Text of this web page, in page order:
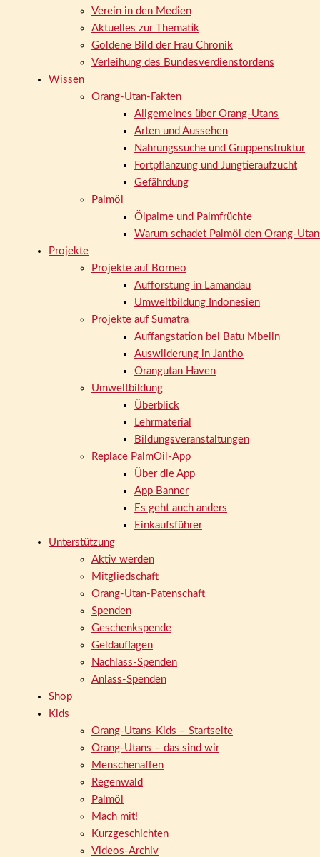
Verein in den Medien
Aktuelles zur Thematik
Goldene Bild der Frau Chronik
Verleihung des Bundesverdienstordens
Wissen
Orang-Utan-Fakten
Allgemeines über Orang-Utans
Arten und Aussehen
Nahrungssuche und Gruppenstruktur
Fortpflanzung und Jungtieraufzucht
Gefährdung
Palmöl
Ölpalme und Palmfrüchte
Warum schadet Palmöl den Orang-
Projekte
Projekte auf Borneo
Aufforstung in Lamandau
Umweltbildung Indonesien
Projekte auf Sumatra
Auffangstation bei Batu Mbelin
Auswilderung in Jantho
Orangutan Haven
Umweltbildung
Überblick
Lehrmaterial
Bildungsveranstaltungen
Replace PalmOil-App
Über die App
App Banner
Es geht auch anders
Einkaufsführer
Unterstützung
Aktiv werden
Mitgliedschaft
Orang-Utan-Patenschaft
Spenden
Geschenkspende
Geldauflagen
Nachlass-Spenden
Anlass-Spenden
Shop
Kids
Orang-Utans-Kids – Startseite
Orang-Utans – das sind wir
Menschenaffen
Regenwald
Palmöl
Mach mit!
Kurzgeschichten
Videos-Archiv